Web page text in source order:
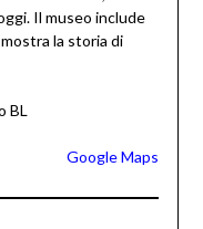
Il museo include
la storia di
BL
Google Maps